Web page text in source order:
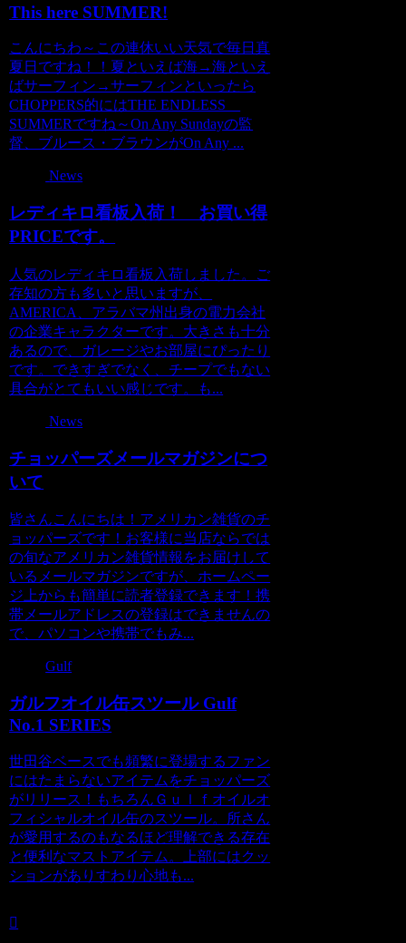
This here SUMMER!
こんにちわ～この連休いい天気で毎日真
夏日ですね！！夏といえば海→海といえ
ばサーフィン→サーフィンといったら
CHOPPERS的にはTHE ENDLESS
SUMMERですね～On Any Sundayの監
督、ブルース・ブラウンがOn Any ...
News
レディキロ看板入荷！ お買い得
PRICEです。
人気のレディキロ看板入荷しました。ご
存知の方も多いと思いますが、
AMERICA、アラバマ州出身の電力会社
の企業キャラクターです。大きさも十分
あるので、ガレージやお部屋にぴったり
です。できすぎでなく、チープでもない
具合がとてもいい感じです。も...
News
チョッパーズメールマガジンにつ
いて
皆さんこんにちは！アメリカン雑貨のチ
ョッパーズです！お客様に当店ならでは
の旬なアメリカン雑貨情報をお届けして
いるメールマガジンですが、ホームペー
ジ上からも簡単に読者登録できます！携
帯メールアドレスの登録はできませんの
で、パソコンや携帯でもみ...
Gulf
ガルフオイル缶スツール Gulf
No.1 SERIES
世田谷ベースでも頻繁に登場するファン
にはたまらないアイテムをチョッパーズ
がリリース！もちろんＧｕｌｆオイルオ
フィシャルオイル缶のスツール。所さん
が愛用するのもなるほど理解できる存在
と便利なマストアイテム。上部にはクッ
ションがありすわり心地も...